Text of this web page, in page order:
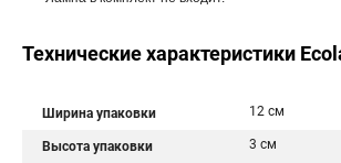
Технические характеристики
Ширина упаковки 12 см
Высота упаковки 3 см